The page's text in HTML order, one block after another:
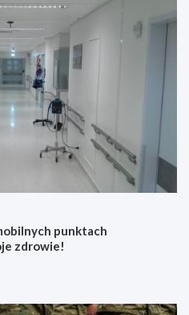
punktach
zdrowie!